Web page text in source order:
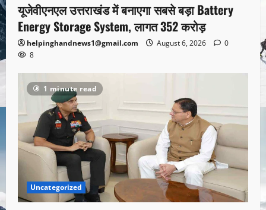
यूजेवीएनएल उत्तराखंड में बनाएगा सबसे बड़ा Battery
Energy Storage System, लागत 352 करोड़
helpinghandnews1@gmail.com August 6, 2026
0
8
1 minute read
Uncategorized